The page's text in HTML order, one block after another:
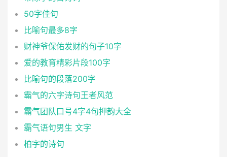
50字佳句
比喻句最多8字
财神爷保佑发财的句子10字
爱的教育精彩片段100字
比喻句的段落200字
霸气的六字诗句王者风范
霸气团队口号4字4句押韵大全
霸气语句男生 文字
柏字的诗句